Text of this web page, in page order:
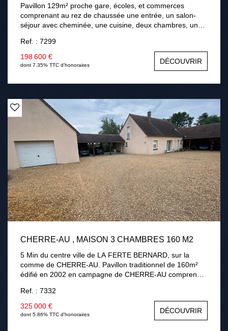
Pavillon 129m² proche gare, écoles, et commerces
comprenant au rez de chaussée une entrée, un salon-
séjour avec cheminée, une cuisine, deux chambres, une
d'eau avec wc, une salle de jeux. Sous-sol total. Terrain
de 768m² avec terrasse . Chauffage gaz de ville,
menuiseries bois double vitrage, assainissement collectif.
Ref. : 7299
198 600 €
dont 7.35% TTC d'honoraires DÉCOUVRIR
CHERRE-AU , MAISON 3 CHAMBRES 160 M2
5 Min du centre ville de LA FERTE BERNARD, sur la
comme de CHERRE-AU. Pavillon traditionnel de 160m²
édifié en 2002 en campagne de CHERRE-AU comprenant
cheminée insert, une cuisine aménagée équipée,
véranda, une chambre, une salle de bains avec douche,
un cellier, une chaufferie. A l'étage : palier desservant
deux chambres dont une 32m² pouvant être divisé, salle
Ref. : 7332
325 000 €
dont 5.86% TTC d'honoraires DÉCOUVRIR